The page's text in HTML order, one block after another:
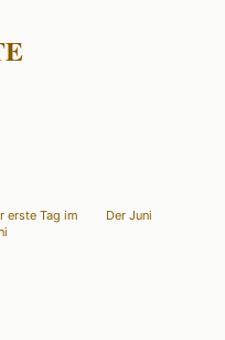
erste Tag im
Der Juni